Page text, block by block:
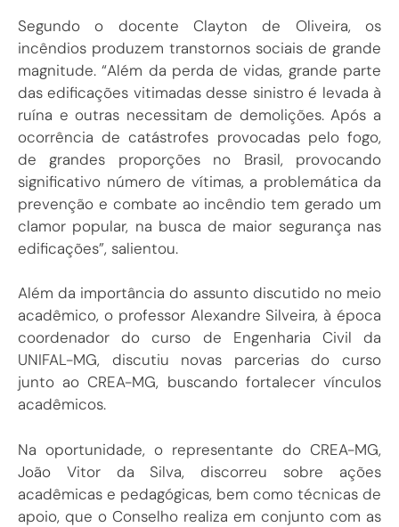
Segundo o docente Clayton de Oliveira, os
incêndios produzem transtornos sociais de grande
magnitude. “Além da perda de vidas, grande parte
das edificações vitimadas desse sinistro é levada à
ruína e outras necessitam de demolições. Após a
ocorrência de catástrofes provocadas pelo fogo,
de grandes proporções no Brasil, provocando
significativo número de vítimas, a problemática da
prevenção e combate ao incêndio tem gerado um
clamor popular, na busca de maior segurança nas
edificações”, salientou.
Além da importância do assunto discutido no meio
acadêmico, o professor Alexandre Silveira, à época
coordenador do curso de Engenharia Civil da
UNIFAL-MG, discutiu novas parcerias do curso
junto ao CREA-MG, buscando fortalecer vínculos
acadêmicos.
Na oportunidade, o representante do CREA-MG,
João Vitor da Silva, discorreu sobre ações
acadêmicas e pedagógicas, bem como técnicas de
apoio, que o Conselho realiza em conjunto com as